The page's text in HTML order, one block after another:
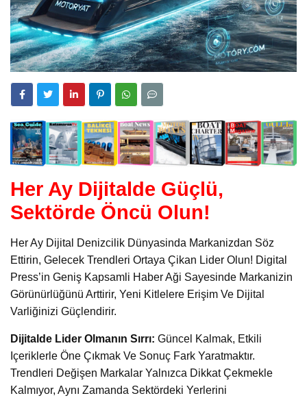
Her Ay Dijitalde Güçlü,
Sektörde Öncü Olun!
Her Ay Dijital Denizcilik Dünyasinda Markanizdan Söz
Ettirin, Gelecek Trendleri Ortaya Çikan Lider Olun! Digital
Press’in Geniş Kapsamli Haber Aği Sayesinde Markanizin
Görünürlüğünü Arttirir, Yeni Kitlelere Erişim Ve Dijital
Varliğinizi Güçlendirir.
Dijitalde Lider Olmanın Sırrı: Güncel Kalmak, Etkili
Içeriklerle Öne Çıkmak Ve Sonuç Fark Yaratmaktır.
Trendleri Değişen Markalar Yalnızca Dikkat Çekmekle
Kalmıyor, Aynı Zamanda Sektördeki Yerlerini